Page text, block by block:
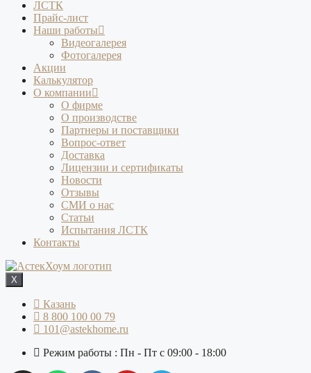
ЛСТК
Прайс-лист
Наши работы
Видеогалерея
Фотогалерея
Акции
Калькулятор
О компании
О фирме
О производстве
Партнеры и поставщики
Вопрос-ответ
Доставка
Лицензии и сертификаты
Новости
Отзывы
СМИ о нас
Статьи
Испытания ЛСТК
Контакты
X
Казань
8 800 100 00 79
101@astekhome.ru
Режим работы : Пн - Пт с 09:00 - 18:00